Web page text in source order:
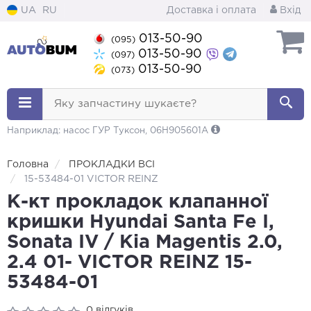
UA RU Доставка і оплата Вхід
(095) 013-50-90
(097) 013-50-90
(073) 013-50-90
Яку запчастину шукаєте?
Наприклад: насос ГУР Туксон, 06H905601A
Головна
ПРОКЛАДКИ ВСІ
15-53484-01 VICTOR REINZ
К-кт прокладок клапанної
кришки Hyundai Santa Fe I,
Sonata IV / Kia Magentis 2.0,
2.4 01- VICTOR REINZ 15-
53484-01